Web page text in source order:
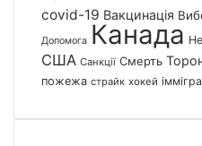
covid-19 Вакцинація
Допомога Канада
США Санкції Смерть
пожежа страйк хокей